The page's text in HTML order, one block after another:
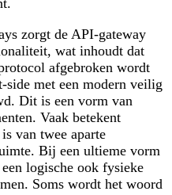
zorgt de API-gateway
wat inhoudt dat
afgebroken wordt
side met een modern veilig
Dit is een vorm van
Vaak betekent
van twee aparte
Bij een ultieme vorm
logische ook fysieke
Soms wordt het woord